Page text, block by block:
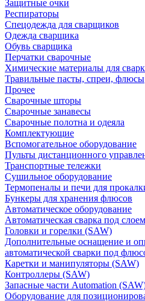
Защитные очки
Респираторы
Спецодежда для сварщиков
Одежда сварщика
Обувь сварщика
Перчатки сварочные
Химические материалы для
Травильные пасты, спреи, флюсы
Прочее
Сварочные шторы
Сварочные занавесы
Сварочные полотна и одеяла
Комплектующие
Вспомогательное оборудование
Пульты дистанционного
Транспортные тележки
Сушильное оборудование
Термопеналы и печи для
Бункеры для хранения флюсов
Автоматическое оборудование
Автоматическая сварка под
Головки и горелки (SAW)
Дополнительные оснащение и
автоматической сварки под
Каретки и манипуляторы (SAW)
Контроллеры (SAW)
Запасные части Automation
Оборудование для